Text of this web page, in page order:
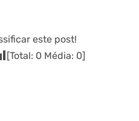
este post!
[Total: 0 Média: 0]